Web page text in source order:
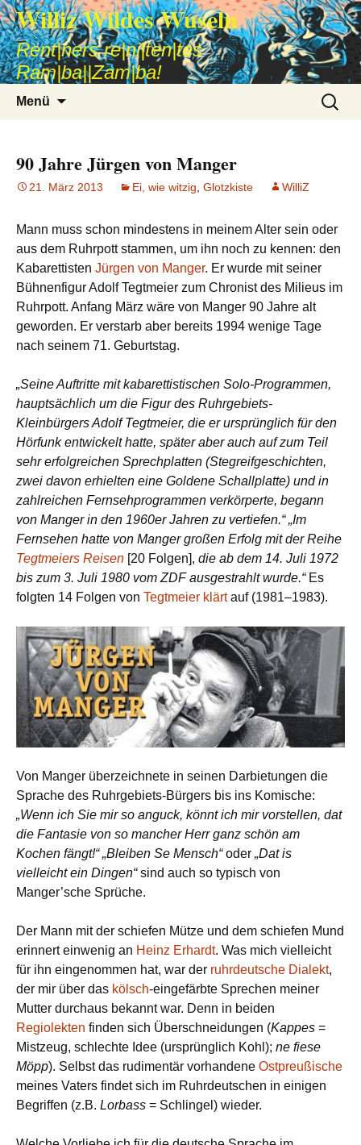
Williz Wildes Wuseln
Rent|ners re|ni|ten|tes
Ram|ba||Zam|ba!
Menü
Suche
nach:
90 Jahre Jürgen von Manger
21. März 2013 Ei, wie witzig Glotzkiste WilliZ
Mann muss schon mindestens in meinem Alter sein oder
aus dem Ruhrpott stammen, um ihn noch zu kennen: den
Kabarettisten Jürgen von Manger. Er wurde mit seiner
Bühnenfigur Adolf Tegtmeier zum Chronist des Milieus im
Ruhrpott. Anfang März wäre von Manger 90 Jahre alt
geworden. Er verstarb aber bereits 1994 wenige Tage
nach seinem 71. Geburtstag.
„Seine Auftritte mit kabarettistischen Solo-Programmen,
hauptsächlich um die Figur des Ruhrgebiets-
Kleinbürgers Adolf Tegtmeier, die er ursprünglich für den
Hörfunk entwickelt hatte, später aber auch auf zum Teil
sehr erfolgreichen Sprechplatten (Stegreifgeschichten,
zwei davon erhielten eine Goldene Schallplatte) und in
zahlreichen Fernsehprogrammen verkörperte, begann
von Manger in den 1960er Jahren zu vertiefen.“ „Im
Fernsehen hatte von Manger großen Erfolg mit der Reihe
Tegtmeiers Reisen [20 Folgen], die ab dem 14. Juli 1972
bis zum 3. Juli 1980 vom ZDF ausgestrahlt wurde.“Es
folgten 14 Folgen von Tegtmeier klärtauf (1981–1983).
Von Manger überzeichnete in seinen Darbietungen die
Sprache des Ruhrgebiets-Bürgers bis ins Komische:
„Wenn ich Sie mir so anguck, könnt ich mir vorstellen, dat
die Fantasie von so mancher Herr ganz schön am
Kochen fängt!“ „Bleiben Se Mensch“oder „Dat is
vielleicht ein Dingen“sind auch so typisch von
Manger’sche Sprüche.
Der Mann mit der schiefen Mütze und dem schiefen Mund
erinnert einwenig an Heinz Erhardt. Was mich vielleicht
für ihn eingenommen hat, war der ruhrdeutsche Dialekt,
der mir über das kölsch-eingefärbte Sprechen meiner
Mutter durchaus bekannt war. Denn in beiden
Regiolekten finden sich Überschneidungen (Kappes =
Mistzeug, schlechte Idee (ursprünglich Kohl); ne fiese
Möpp). Selbst das rudimentär vorhandene Ostpreußische
meines Vaters findet sich im Ruhrdeutschen in einigen
Begriffen (z.B. Lorbass = Schlingel) wieder.